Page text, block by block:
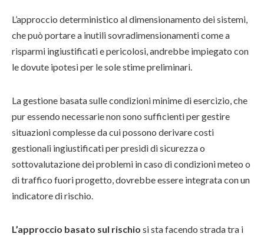
L’approccio deterministico al dimensionamento dei sistemi,
che può portare a inutili sovradimensionamenti come a
risparmi ingiustificati e pericolosi, andrebbe impiegato con
le dovute ipotesi per le sole stime preliminari.
La gestione basata sulle condizioni minime di esercizio, che
pur essendo necessarie non sono sufficienti per gestire
situazioni complesse da cui possono derivare costi
gestionali ingiustificati per presidi di sicurezza o
sottovalutazione dei problemi in caso di condizioni meteo o
di traffico fuori progetto, dovrebbe essere integrata con un
indicatore di rischio.
L’approccio basato sul rischio si sta facendo strada tra i